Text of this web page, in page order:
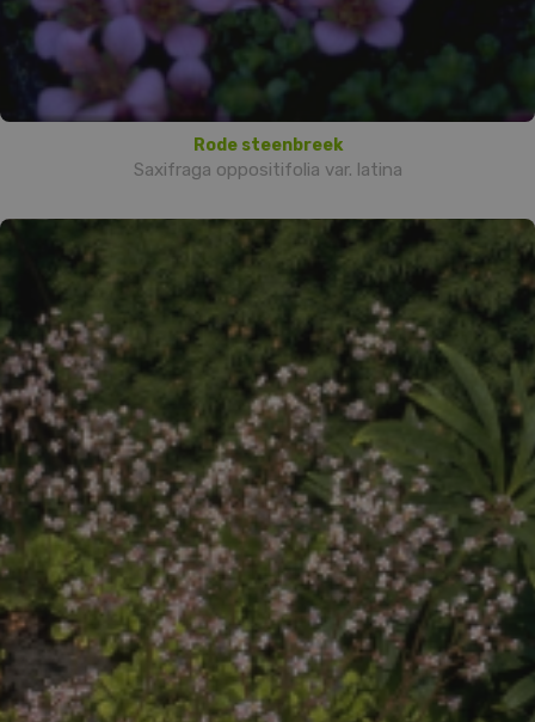
Rode steenbreek
Saxifraga oppositifolia var. latina